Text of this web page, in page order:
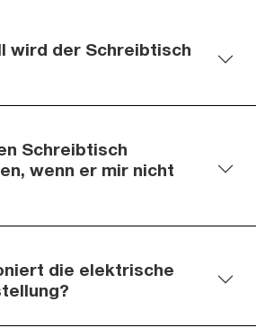
wird der Schreibtisch
Schreibtisch
wenn er mir nicht
die elektrische